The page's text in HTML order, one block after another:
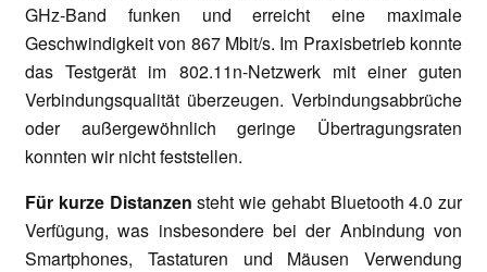
GHz-Band funken und erreicht eine maximale
Geschwindigkeit von 867 Mbit/s. Im Praxisbetrieb konnte
das Testgerät im 802.11n-Netzwerk mit einer guten
Verbindungsqualität überzeugen. Verbindungsabbrüche
oder außergewöhnlich geringe Übertragungsraten
konnten wir nicht feststellen.
Für kurze Distanzen steht wie gehabt Bluetooth 4.0 zur
Verfügung, was insbesondere bei der Anbindung von
Smartphones, Tastaturen und Mäusen Verwendung